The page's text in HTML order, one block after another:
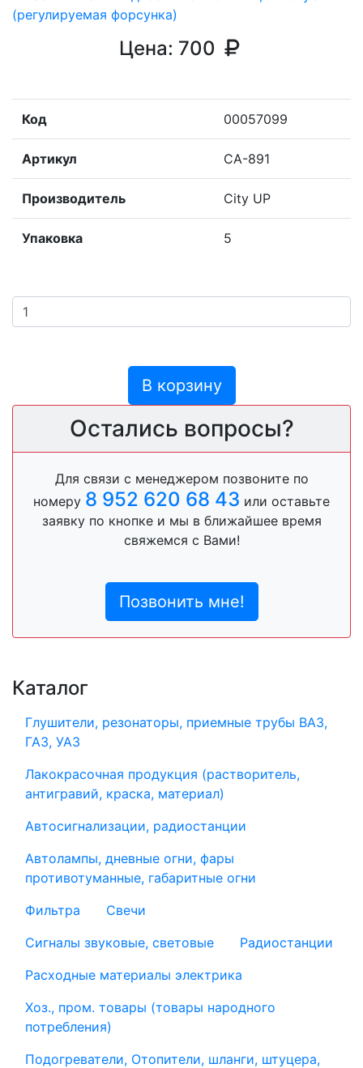
Цена: 700
Код 00057099
Артикул CA-891
Производитель City UP
Упаковка 5
В корзину
Остались вопросы?
Для связи с менеджером позвоните по
номеру 8 952 620 68 43 или оставьте
заявку по кнопке и мы в ближайшее время
свяжемся с Вами!
Позвонить мне!
Каталог
Глушители, резонаторы, приемные трубы ВАЗ,
ГАЗ, УАЗ
Лакокрасочная продукция (растворитель,
антигравий, краска, материал)
Автосигнализации, радиостанции
Автолампы, дневные огни, фары
противотуманные, габаритные огни
Фильтра
Свечи
Сигналы звуковые, световые
Радиостанции
Расходные материалы электрика
Хоз., пром. товары (товары народного
потребления)
Подогреватели, Отопители, шланги, штуцера,